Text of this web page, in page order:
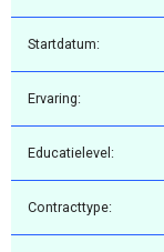
Startdatum:
Ervaring:
Educatielevel:
Contracttype: